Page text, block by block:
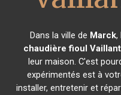
Dans la ville de Marck,
chaudière fioul Vaillant
leur maison. C'est
expérimentés est à
installer, entretenir et